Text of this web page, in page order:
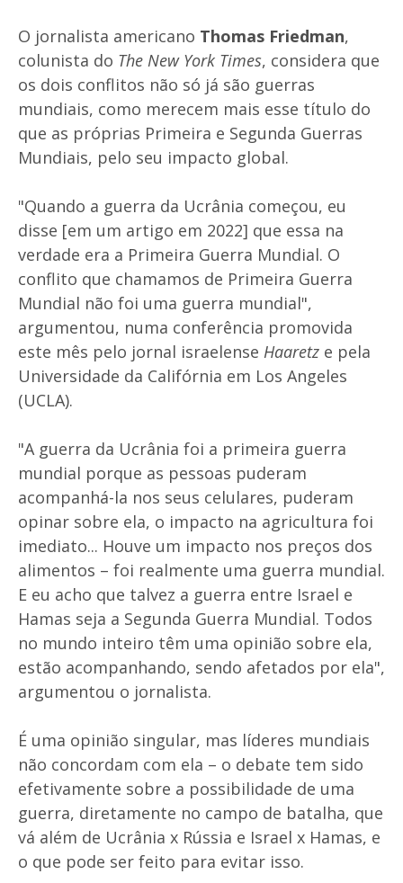
O jornalista americano Thomas Friedman,
colunista do The New York Times, considera que
os dois conflitos não só já são guerras
mundiais, como merecem mais esse título do
que as próprias Primeira e Segunda Guerras
Mundiais, pelo seu impacto global.
"Quando a guerra da Ucrânia começou, eu
disse [em um artigo em 2022] que essa na
verdade era a Primeira Guerra Mundial. O
conflito que chamamos de Primeira Guerra
Mundial não foi uma guerra mundial",
argumentou, numa conferência promovida
este mês pelo jornal israelense Haaretz e pela
Universidade da Califórnia em Los Angeles
(UCLA).
"A guerra da Ucrânia foi a primeira guerra
mundial porque as pessoas puderam
acompanhá-la nos seus celulares, puderam
opinar sobre ela, o impacto na agricultura foi
imediato... Houve um impacto nos preços dos
alimentos – foi realmente uma guerra mundial.
E eu acho que talvez a guerra entre Israel e
Hamas seja a Segunda Guerra Mundial. Todos
no mundo inteiro têm uma opinião sobre ela,
estão acompanhando, sendo afetados por ela",
argumentou o jornalista.
É uma opinião singular, mas líderes mundiais
não concordam com ela – o debate tem sido
efetivamente sobre a possibilidade de uma
guerra, diretamente no campo de batalha, que
vá além de Ucrânia x Rússia e Israel x Hamas, e
o que pode ser feito para evitar isso.